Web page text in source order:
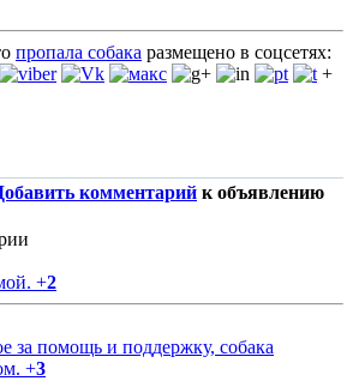
пропала собака размещено в соцсетях:
+
комментарий к объявлению
+2
за помощь и поддержку, собака
+3